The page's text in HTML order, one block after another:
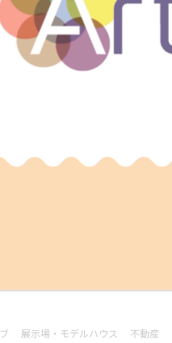
展示場・モデルハウス 不動産